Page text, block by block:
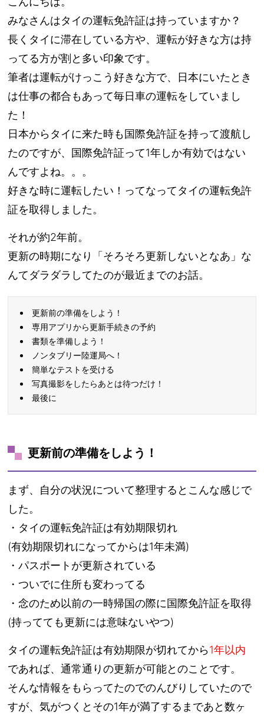
みなさんはタイの運転免許証は持っていますか？
長くタイに滞在している方や、運転が好きな方は持
ってる方が割と多い印象です。
筆者は運転がけっこう好きな方で、日本にいたとき
は仕事の都合もあって毎日車の運転をしていまし
た！
日本からタイに来た時も国際免許証を持って渡航し
たのですが、国際免許証って1年しか有効ではない
んですよね。。。
好きな時に運転したい！ってなってタイの運転免許
証を取得しました。
それが約2年前。
更新の時期になり「そろそろ更新しないとなあ」な
んてダラダラしてたのが最近までのお話。
更新前の準備をしよう！
専用アプリから更新手続きの予約
書類を準備しよう！
ノンタブリー陸運局へ！
簡単なテストを受ける
写真撮影をしたらあとは待つだけ！
最後に
更新前の準備をしよう！
まず、自分の状況について整理するとこんな感じで
した。
・タイの運転免許証は有効期限切れ
(有効期限切れになってからは1年未満)
・パスポートが更新されている
・ついでに住所も変わってる
・念のため以前の一時帰国の際に国際免許証を取得
(持ってても更新には意味ないやつ)
タイの運転免許証は有効期限が切れてから1年以内
であれば、通常通りの更新が可能とのことです。
そんな情報をもらってたのでのんびりしていたので
すが、気がつくとその1年が満了するまであと数ヶ